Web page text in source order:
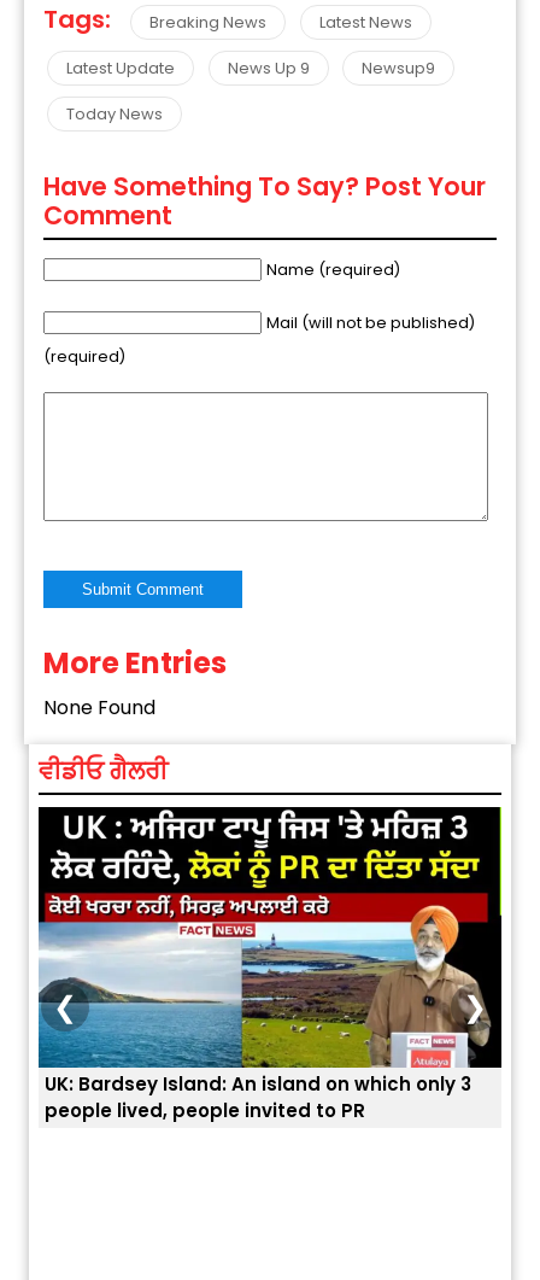
Tags: Breaking News
Latest News
Latest Update
News Up 9
Newsup9
Today News
Have Something To Say? Post Your
Comment
Name (required)
Mail (will not be published)
(required)
Alternative:
More Entries
None Found
ਵੀਡੀਓ ਗੈਲਰੀ
UK: Bardsey Island: An island on which only 3
people lived, people invited to PR
❮ ❯